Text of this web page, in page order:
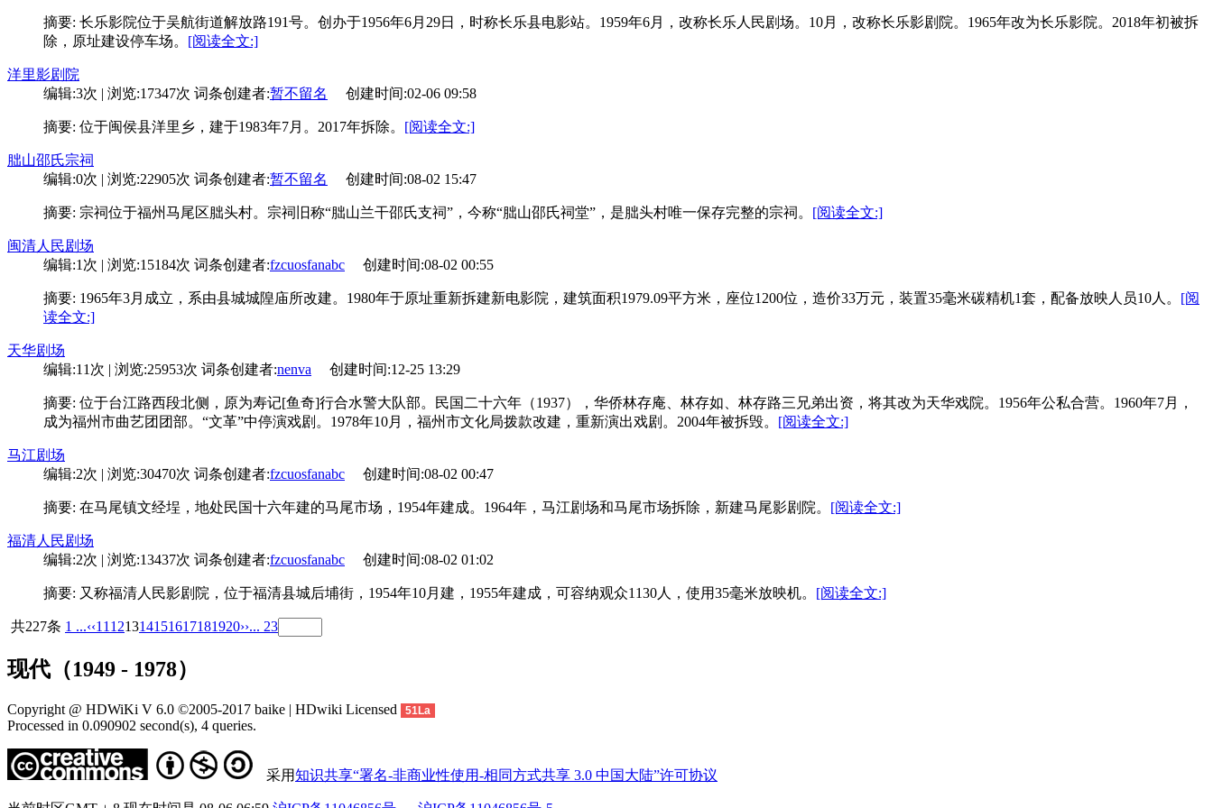
摘要: 长乐影院位于吴航街道解放路191号。创办于1956年6月29日，时称长乐县电影站。1959年6月，改称长乐人民剧场。10月，改称长乐影剧院。1965年改为长乐影院。2018年初被拆
除，原址建设停车场。 [阅读全文:]
洋里影剧院
编辑:3次 | 浏览:17347次 词条创建者:暂不留名 创建时间:02-06 09:58
摘要: 位于闽侯县洋里乡，建于1983年7月。2017年拆除。 [阅读全文:]
朏山邵氏宗祠
编辑:0次 | 浏览:22905次 词条创建者:暂不留名 创建时间:08-02 15:47
摘要: 宗祠位于福州马尾区朏头村。宗祠旧称“朏山兰干邵氏支祠”，今称“朏山邵氏祠堂”，是朏头村唯一保存完整的宗祠。 [阅读全文:]
闽清人民剧场
编辑:1次 | 浏览:15184次 词条创建者:fzcuosfanabc 创建时间:08-02 00:55
摘要: 1965年3月成立，系由县城城隍庙所改建。1980年于原址重新拆建新电影院，建筑面积1979.09平方米，座位1200位，造价33万元，装置35毫米碳精机1套，配备放映人员10人。 [阅
读全文:]
天华剧场
编辑:11次 | 浏览:25953次 词条创建者:nenva 创建时间:12-25 13:29
摘要: 位于台江路西段北侧，原为寿记[鱼奇]行合水警大队部。民国二十六年（1937），华侨林存庵、林存如、林存路三兄弟出资，将其改为天华戏院。1956年公私合营。1960年7月，
成为福州市曲艺团团部。“文革”中停演戏剧。1978年10月，福州市文化局拨款改建，重新演出戏剧。2004年被拆毁。 [阅读全文:]
马江剧场
编辑:2次 | 浏览:30470次 词条创建者:fzcuosfanabc 创建时间:08-02 00:47
摘要: 在马尾镇文经埕，地处民国十六年建的马尾市场，1954年建成。1964年，马江剧场和马尾市场拆除，新建马尾影剧院。 [阅读全文:]
福清人民剧场
编辑:2次 | 浏览:13437次 词条创建者:fzcuosfanabc 创建时间:08-02 01:02
摘要: 又称福清人民影剧院，位于福清县城后埔街，1954年10月建，1955年建成，可容纳观众1130人，使用35毫米放映机。 [阅读全文:]
共227条 1 ...‹‹11 121314151617181920››... 23
现代（1949 - 1978）
Copyright @ HDWiKi V 6.0 ©2005-2017 baike | HDwiki Licensed 51La
Processed in 0.090902 second(s), 4 queries.
采用知识共享“署名-非商业性使用-相同方式共享 3.0 中国大陆”许可协议